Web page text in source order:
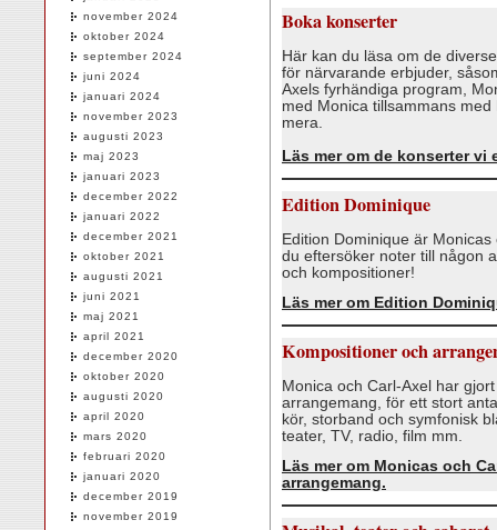
november 2024
oktober 2024
september 2024
juni 2024
januari 2024
november 2023
augusti 2023
maj 2023
januari 2023
december 2022
januari 2022
december 2021
oktober 2021
augusti 2021
juni 2021
maj 2021
april 2021
december 2020
oktober 2020
augusti 2020
april 2020
mars 2020
februari 2020
januari 2020
december 2019
november 2019
Boka konserter
Här kan du läsa om de
för närvarande erbjuder,
Axels fyrhändiga program,
med Monica tillsammans
mera.
Läs mer om de konserter vi
Edition Dominique
Edition Dominique är
du eftersöker noter till någon
och kompositioner!
Läs mer om Edition
Kompositioner och
Monica och Carl-Axel har
arrangemang, för ett stort
kör, storband och symfonisk
teater, TV, radio, film mm.
Läs mer om Monicas och
arrangemang.